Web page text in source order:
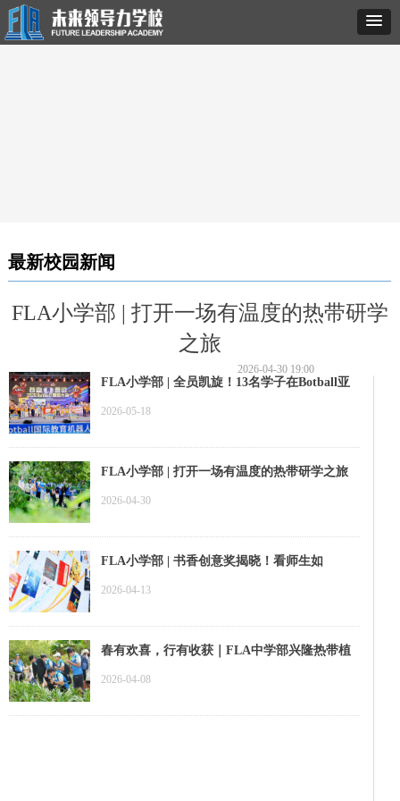
FLA小学部 | 打开一场有温度的热带研学
之旅
FLA小学部 | 全员凯旋！13名学子在Botball亚
洲分会交出硬核答卷！
2026-05-18
FLA小学部 | 打开一场有温度的热带研学之旅
2026-04-30
FLA小学部 | 书香创意奖揭晓！看师生如
何“墙”势出道
2026-04-13
春有欢喜，行有收获｜FLA中学部兴隆热带植
物园春游回顾
2026-04-08
最新校园新闻
2026-04-30 19:00